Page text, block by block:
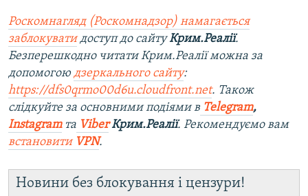
Роскомнагляд (Роскомнадзор) намагається
заблокуватидоступ до сайтуКрим.Реалії.
Безперешкодно читати Крим.Реалії можна за
допомогою дзеркального сайту:
https://dfs0qrmo00d6u.cloudfront.net. Також
слідкуйте за основними подіями в Telegram,
Instagramта ViberКрим.Реалії. Рекомендуємо вам
встановити VPN.
Новини без блокування і цензури!